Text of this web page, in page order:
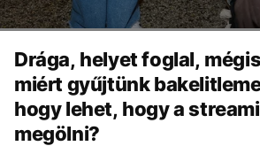
Drága, helyet foglal,
miért gyűjtünk
hogy lehet, hogy a
megölni?